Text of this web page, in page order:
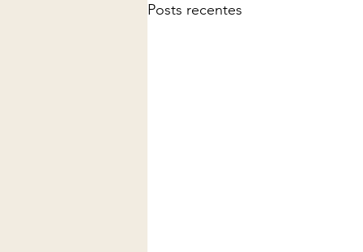
Posts recentes